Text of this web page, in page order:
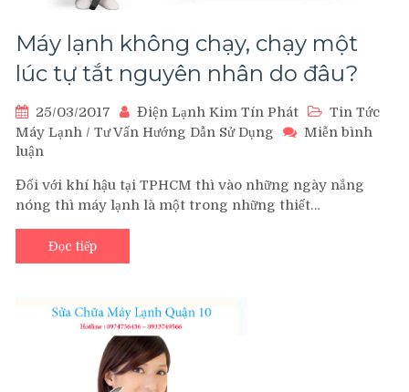
Máy lạnh không chạy, chạy một
lúc tự tắt nguyên nhân do đâu?
25/03/2017 Điện Lạnh Kim Tín Phát
Tin Tức
Máy Lạnh / Tư Vấn Hướng Dẫn Sử Dụng
Miễn bình
luận
lạnh
không
chạy,
chạy
một
tự
Đối với khí hậu tại TPHCM thì vào những ngày nắng
nóng thì máy lạnh là một trong những thiết…
Đọc tiếp